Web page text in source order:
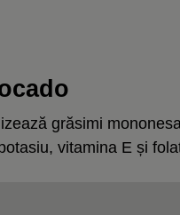
grăsimi
vitamina E și